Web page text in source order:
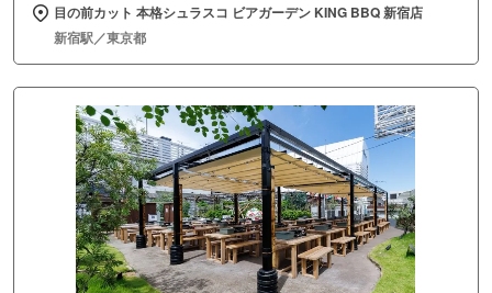
目の前カット 本格シュラスコ ビアガーデン KING BBQ 新宿店
新宿駅／東京都